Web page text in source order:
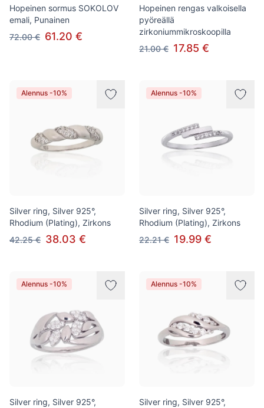
Hopeinen sormus SOKOLOV
emali, Punainen
72.00 € 61.20 €
Hopeinen rengas valkoisella
pyöreällä
zirkoniummikroskoopilla
21.00 € 17.85 €
Alennus -10%
Silver ring, Silver 925°,
Rhodium (Plating), Zirkons
42.25 € 38.03 €
Alennus -10%
Silver ring, Silver 925°,
Rhodium (Plating), Zirkons
22.21 € 19.99 €
Alennus -10%
Silver ring, Silver 925°,
Alennus -10%
Silver ring, Silver 925°,